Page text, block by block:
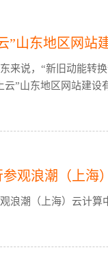
”山东地区网站
来说，“新旧动能转
云”山东地区网站建设
参观浪潮（上海
浪潮（上海）云计